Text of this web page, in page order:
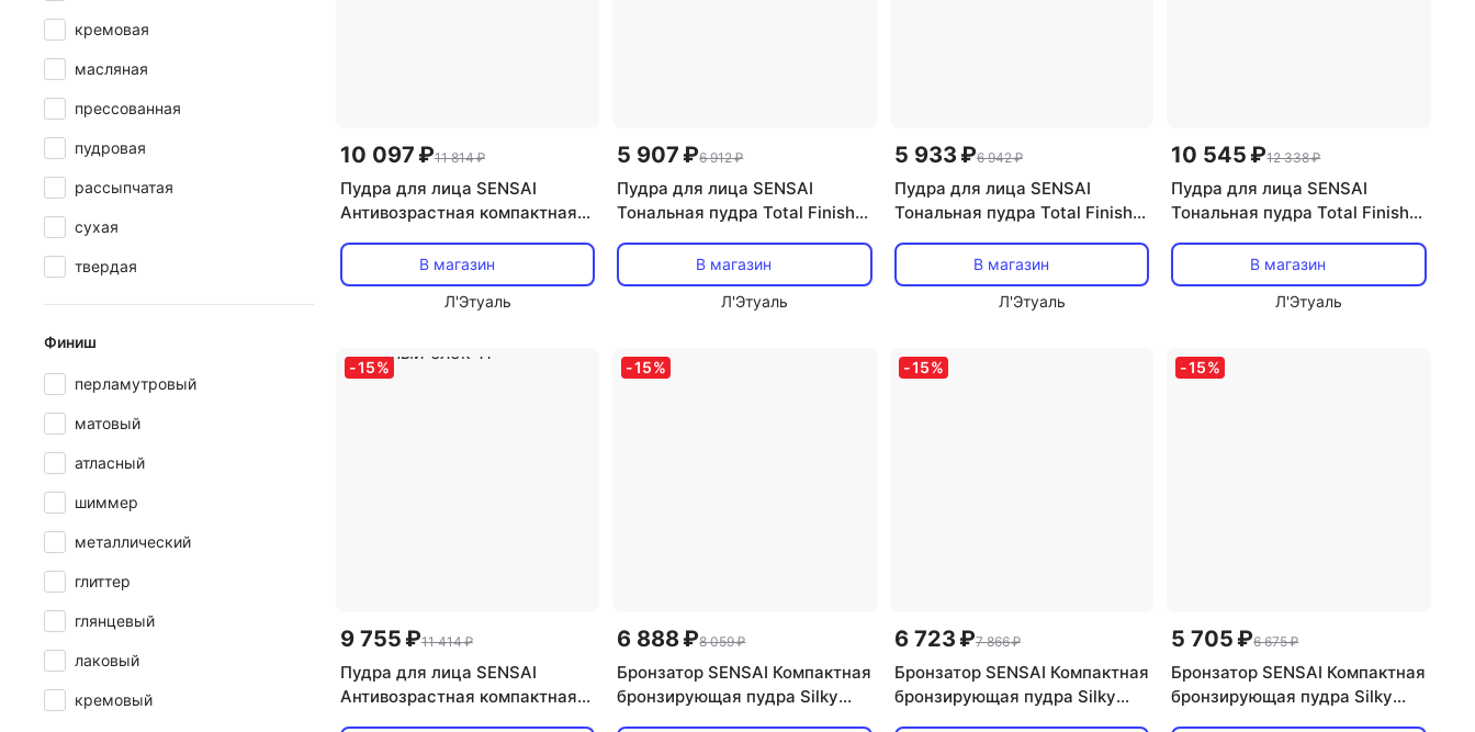
кремовая
масляная
прессованная
пудровая
рассыпчатая
сухая
твердая
Финиш
перламутровый
матовый
атласный
шиммер
металлический
глиттер
глянцевый
лаковый
кремовый
10 097 ₽11 814 ₽
Пудра для лица SENSAI
Антивозрастная компактная
Total Finish. Сменный блок 11
В магазин
Л'Этуаль
5 907 ₽6 912 ₽
Пудра для лица SENSAI
Тональная пудра Total Finish
В магазин
Л'Этуаль
5 933 ₽6 942 ₽
Пудра для лица SENSAI
Тональная пудра Total Finish
В магазин
Л'Этуаль
10 545 ₽12 338 ₽
Пудра для лица SENSAI
Тональная пудра Total Finish
В магазин
Л'Этуаль
-15%
9 755 ₽11 414 ₽
Пудра для лица SENSAI
Антивозрастная компактная
-15%
6 888 ₽8 059 ₽
Бронзатор SENSAI Компактная
бронзирующая пудра Silky
-15%
6 723 ₽7 866 ₽
Бронзатор SENSAI Компактная
бронзирующая пудра Silky
-15%
5 705 ₽6 675 ₽
Бронзатор SENSAI Компактная
бронзирующая пудра Silky